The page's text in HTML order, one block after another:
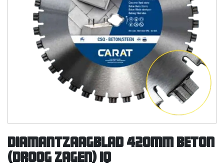
Diamantzaagblad 420mm beton
(droog zagen) IQ